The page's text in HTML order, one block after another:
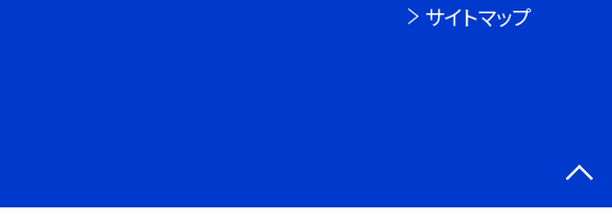
サイトマップ